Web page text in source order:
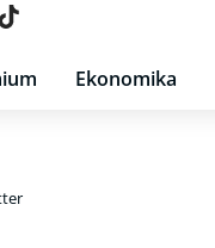
Ekonomika